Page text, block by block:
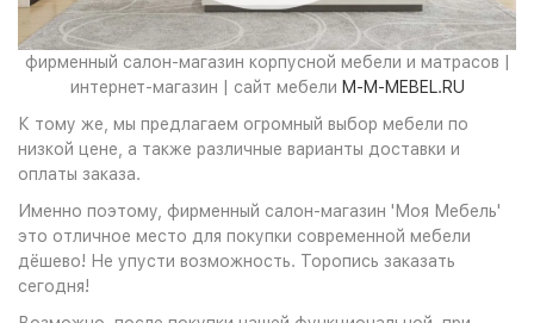
фирменный салон-магазин корпусной мебели и матрасов |
интернет-магазин | сайт мебели M-M-MEBEL.RU
К тому же, мы предлагаем огромный выбор мебели по
низкой цене, а также различные варианты доставки и
оплаты заказа.
Именно поэтому, фирменный салон-магазин 'Моя Мебель'
это отличное место для покупки современной мебели
дёшево! Не упусти возможность. Торопись заказать
сегодня!